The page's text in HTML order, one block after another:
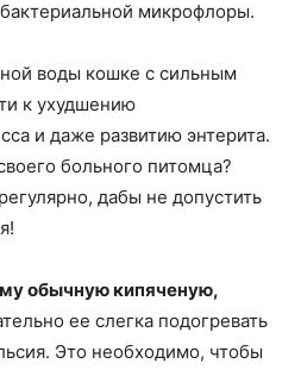
микрофлоры.
воды кошке с сильным
к ухудшению
и даже развитию энтерита.
больного питомца?
дабы не допустить
обычную кипяченую,
ее слегка подогревать
Это необходимо, чтобы